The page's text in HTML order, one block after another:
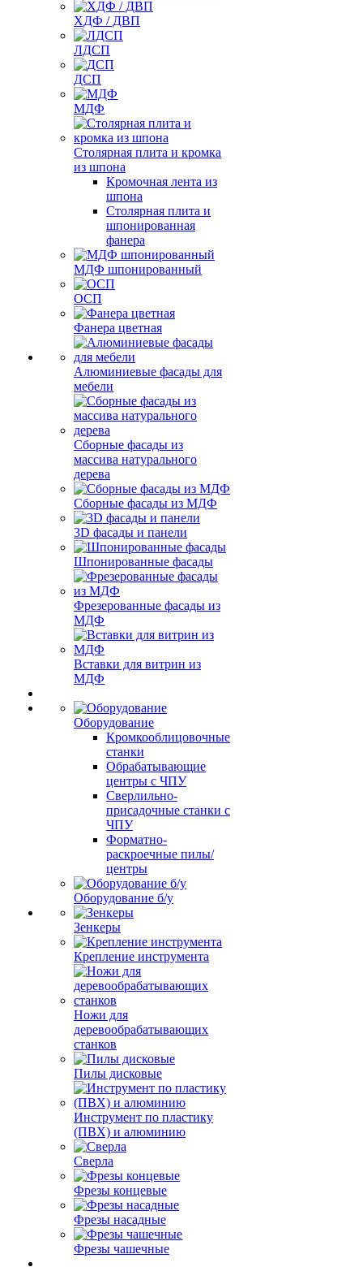
ХДФ / ДВП
ЛДСП
ДСП
МДФ
Столярная плита и кромка
из шпона
Кромочная лента из
шпона
Столярная плита и
шпонированная
фанера
МДФ шпонированный
ОСП
Фанера цветная
Алюминиевые фасады для
мебели
Сборные фасады из
массива натурального
дерева
Сборные фасады из МДФ
3D фасады и панели
Шпонированные фасады
Фрезерованные фасады из
МДФ
Вставки для витрин из
МДФ
Оборудование
Кромкооблицовочные
станки
Обрабатывающие
центры с ЧПУ
Сверлильно-
присадочные станки с
ЧПУ
Форматно-
раскроечные пилы/
центры
Оборудование б/у
Зенкеры
Крепление инструмента
Ножи для
деревообрабатывающих
станков
Пилы дисковые
Инструмент по пластику
(ПВХ) и алюминию
Сверла
Фрезы концевые
Фрезы насадные
Фрезы чашечные